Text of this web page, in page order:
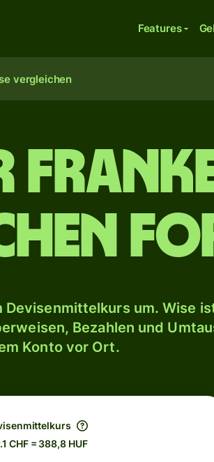
Features
vergleichen
Devisenmittelkurs um. Wise
Bezahlen und
Konto vor Ort.
CHF = 388,8 HUF